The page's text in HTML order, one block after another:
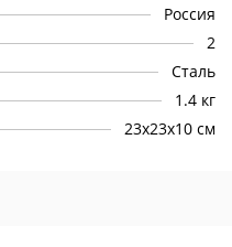
Россия
2
Сталь
1.4 кг
23х23х10 см